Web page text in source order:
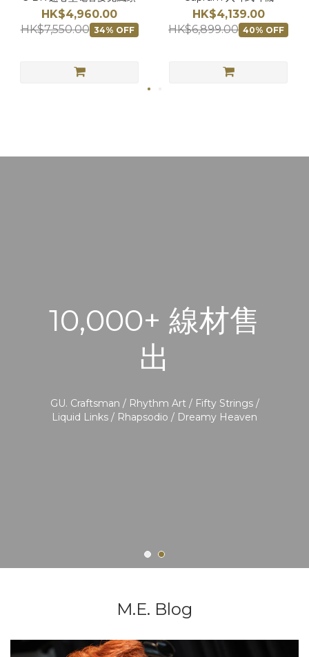
HK$4,960.00
HK$7,550.00 34% OFF
HK$4,139.00
HK$6,899.00 40% OFF
10,000+ 線材售
出
GU. Craftsman / Rhythm Art / Fifty Strings /
Liquid Links / Rhapsodio / Dreamy Heaven
M.E. Blog